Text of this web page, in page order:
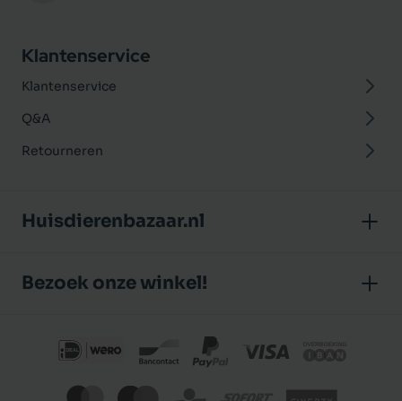
Klantenservice
Klantenservice
Q&A
Retourneren
Huisdierenbazaar.nl
Klantbeoordelingen
Privacybeleid
Bezoek onze winkel!
J.P. Poelstraat 8